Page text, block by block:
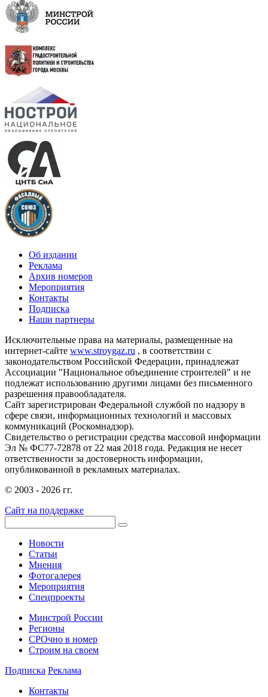
Об издании
Реклама
Архив номеров
Мероприятия
Контакты
Подписка
Наши партнеры
Исключительные права на материалы, размещенные на
интернет-сайте www.stroygaz.ru , в соответствии с
законодательством Российской Федерации, принадлежат
Ассоциации "Национальное объединение строителей" и не
подлежат использованию другими лицами без письменного
разрешения правообладателя.
Сайт зарегистрирован Федеральной службой по надзору в
сфере связи, информационных технологий и массовых
коммуникаций (Роскомнадзор).
Свидетельство о регистрации средства массовой информации
Эл № ФС77-72878 от 22 мая 2018 года. Редакция не несет
ответственности за достоверность информации,
опубликованной в рекламных материалах.
© 2003 - 2026 гг.
Сайт на поддержке
Новости
Статьи
Мнения
Фотогалерея
Мероприятия
Спецпроекты
Минстрой России
Регионы
СРОчно в номер
Строим на своем
Подписка Реклама
Контакты